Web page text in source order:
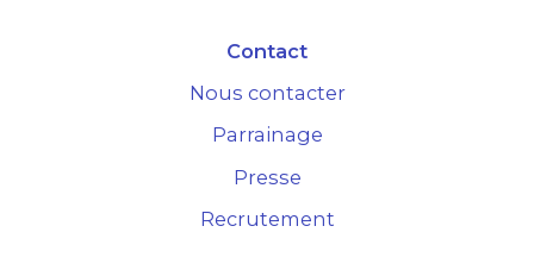
Contact
Nous contacter
Parrainage
Presse
Recrutement